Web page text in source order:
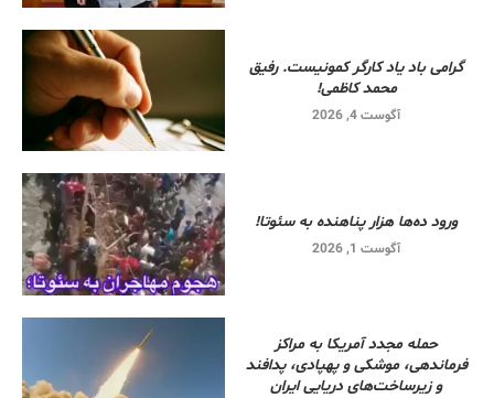
گرامی باد یاد کارگر کمونیست. رفیق
محمد کاظمی!
آگوست 4, 2026
ورود ده‌ها هزار پناهنده به سئوتا!
آگوست 1, 2026
حمله مجدد آمریکا به مراکز
فرماندهی، موشکی و پهپادی، پدافند
و زیرساخت‌های دریایی ایران